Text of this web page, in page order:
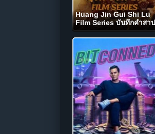
Huang Jin Gui Shi Lu
Film Series บันทึกคำสาป
ทองคำ (2024)